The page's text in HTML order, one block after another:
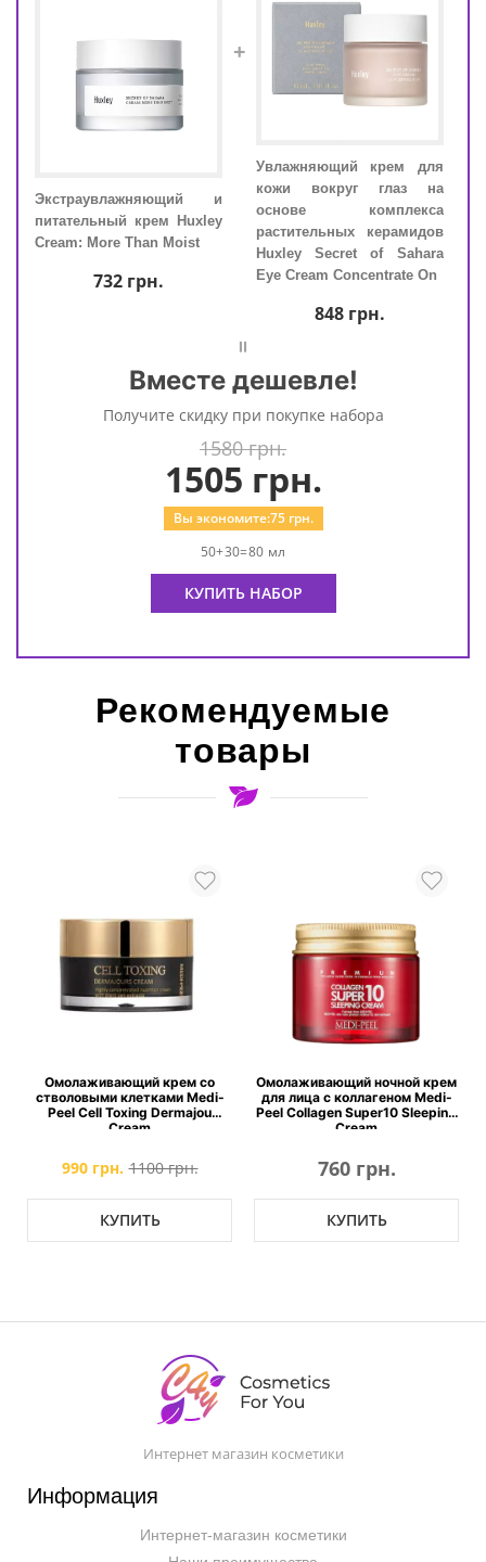
Экстраувлажняющий и
питательный крем Huxley
Cream: More Than Moist
732грн.
+
Увлажняющий крем для
кожи вокруг глаз на
основе комплекса
растительных керамидов
Huxley Secret of Sahara
Eye Cream Concentrate On
848грн.
=
Вместе дешевле!
Получите скидку при покупке набора
1580 грн.
1505 грн.
Вы экономите:75грн.
50+30=80 мл
КУПИТЬ НАБОР
Рекомендуемые
товары
Омолаживающий крем со
стволовыми клетками Medi-
Peel Cell Toxing Dermajou
Cream
990 грн. 1100 грн.
КУПИТЬ
Омолаживающий ночной крем
для лица с коллагеном Medi-
Peel Collagen Super10 Sleeping
Cream
760 грн.
КУПИТЬ
Интернет магазин косметики
Информация
Интернет-магазин косметики